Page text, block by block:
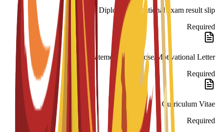
Diploma and national exam result slip
Required
Statement of Purpose/Motivational Letter
Required
Curriculum Vitae
Required